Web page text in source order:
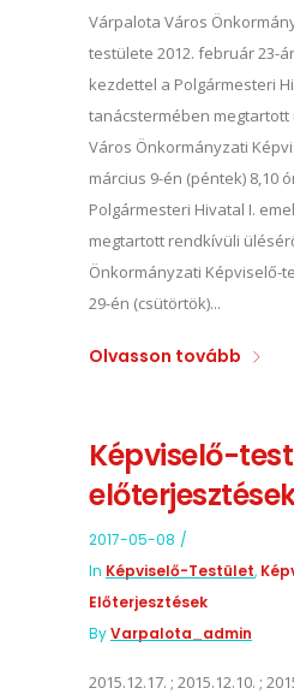
Várpalota Város
testülete 2012. február 23-
kezdettel a Polgármesteri
tanácstermében
Város Önkormányzati
március 9-én (péntek) 8,10
Polgármesteri Hivatal I.
megtartott rendkívüli
Önkormányzati Képviselő-
29-én (csütörtök)...
Olvasson tovább
Képviselő-
2017-05-08
In Képviselő-Testület,
Előterjesztések
ByVarpalota_admin
2015.12.17. ; 2015.12.10. ;